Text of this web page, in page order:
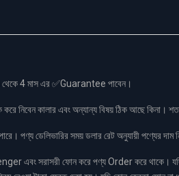
4 মাস এর ✅Guarantee পাবেন।
নিবেন কালার এবং অন্যান্য বিষয় ঠিক আছে কিনা।
পণ্য ডেলিভারির সময় ডলার রেট অনুযায়ী পণ্যের দাম
এবং সরাসরী ফোন করে পণ্য Order করে থাকে।